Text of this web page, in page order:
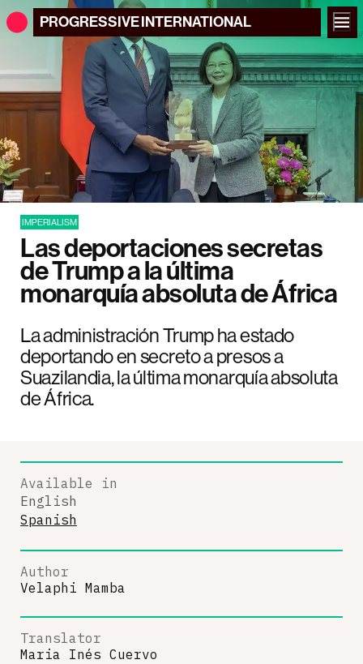
PROGRESSIVEINTERNATIONAL
IMPERIALISM
Las deportaciones secretas
de Trump a la última
monarquía absoluta de África
La administración Trump ha estado
deportando en secreto a presos a
Suazilandia, la última monarquía absoluta
de África.
Available in
English
Spanish
Author
Velaphi Mamba
Translator
Maria Inés Cuervo